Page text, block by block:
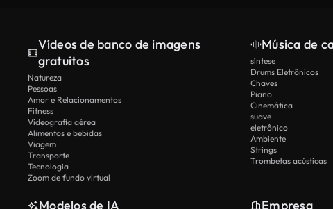
Vídeos de banco de imagens
gratuitos
Natureza
Pessoas
Amor e Relacionamentos
Fitness
Videografia aérea
Alimentos e bebidas
Viagem
Transporte
Tecnologia
Zoom de fundo virtual
Música de
síntese
Drums Eletrônicos
Chaves
Piano
Cinemática
suave
eletrônico
Ambiente
Strings
Trombetas acústicas
Modelos de IA Empresa